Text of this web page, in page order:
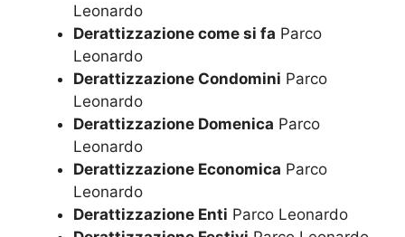
Leonardo
Derattizzazione come si fa Parco
Leonardo
Derattizzazione Condomini Parco
Leonardo
Derattizzazione Domenica Parco
Leonardo
Derattizzazione Economica Parco
Leonardo
Derattizzazione Enti Parco Leonardo